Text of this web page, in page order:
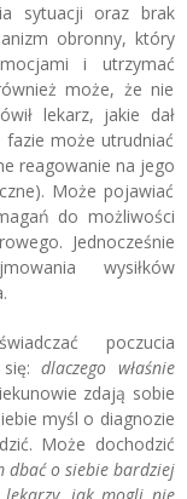
sytuacji oraz brak
obronny, który
i utrzymać
może, że nie
lekarz, jakie dał
fazie może utrudniać
reagowanie na jego
Może pojawiać
do możliwości
Jednocześnie
wysiłków
poczucia
dlaczego właśnie
zdają sobie
myśl o diagnozie
Może dochodzić
dbać o siebie bardziej